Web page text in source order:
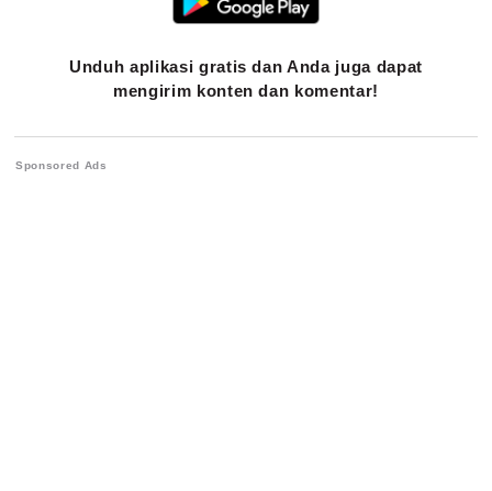
Unduh aplikasi gratis dan Anda juga dapat
mengirim konten dan komentar!
Sponsored Ads